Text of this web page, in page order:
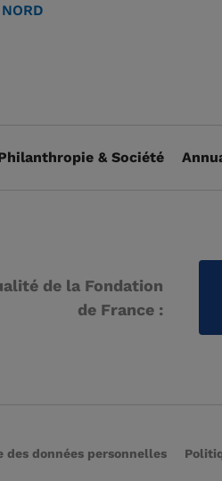
& Société
de la Fondation
de France :
des données personnelles